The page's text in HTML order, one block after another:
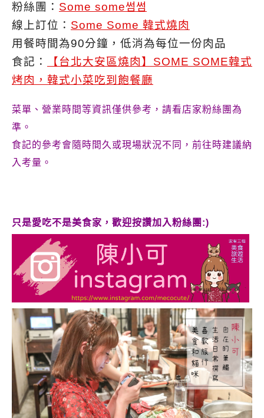
粉絲團： Some some썸썸
線上訂位： Some Some 韓式燒肉
用餐時間為90分鐘，低消為每位一份肉品
食記：
【台北大安區燒肉】SOME SOME韓式
烤肉，韓式小菜吃到飽餐廳
菜單、營業時間等資訊僅供參考，請看店家粉絲團為
準。
食記的參考會隨時間久或現場狀況不同，前往時建議納
入考量。
只是愛吃不是美食家，歡迎按讚加入粉絲團:)